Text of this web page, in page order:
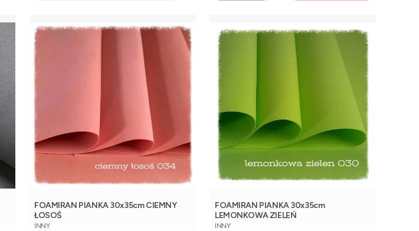
FOAMIRAN PIANKA 30x35cm CIEMNY
ŁOSOŚ
PRODUCENT
INNY
FOAMIRAN PIANKA 30x35cm
LEMONKOWA ZIELEŃ
PRODUCENT
INNY